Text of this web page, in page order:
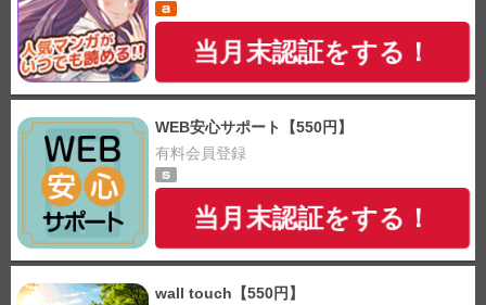
当月末認証をする！
WEB安心サポート【550円】
有料会員登録
当月末認証をする！
wall touch【550円】